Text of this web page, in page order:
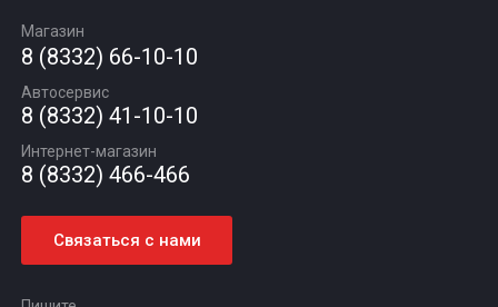
Автомасла
Шиномонтаж
Гарантии и возврат
Вакансии
Новости
Статьи
Контакты
Магазин
8 (8332) 66-10-10
Автосервис
8 (8332) 41-10-10
Интернет-магазин
8 (8332) 466-466
Связаться с нами